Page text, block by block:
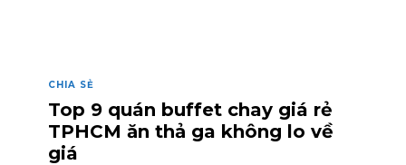
CHIA SẺ
Top 9 quán buffet chay giá rẻ
TPHCM ăn thả ga không lo về
giá